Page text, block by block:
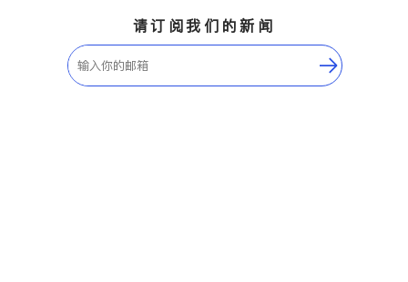
请订阅我们的新闻